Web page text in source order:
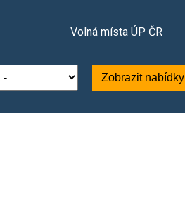
Volná místa ÚP ČR
Zobrazit nabídky